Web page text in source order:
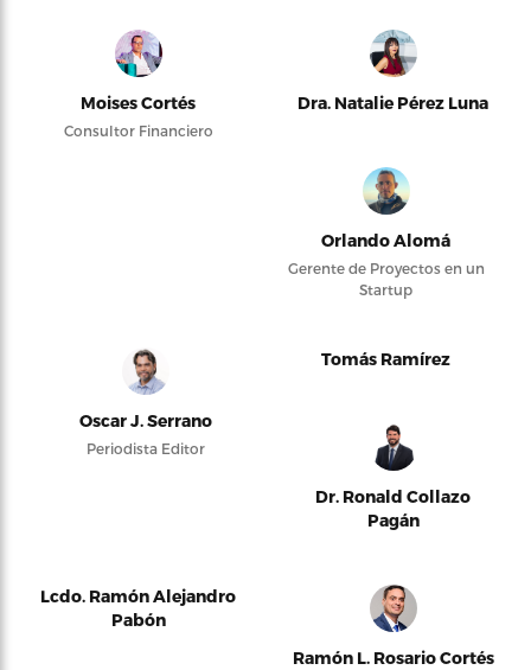
Moises Cortés
Consultor Financiero
Dra. Natalie Pérez Luna
Orlando Alomá
Gerente de Proyectos en un
Startup
Oscar J. Serrano
Periodista Editor
Tomás Ramírez
Dr. Ronald Collazo
Pagán
Lcdo. Ramón Alejandro
Pabón
Ramón L. Rosario Cortés